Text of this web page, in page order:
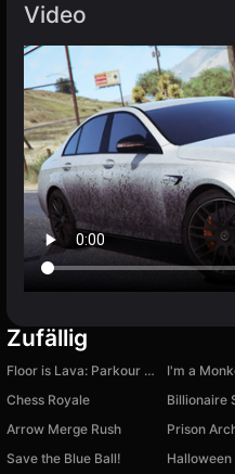
Video
Zufällig
Floor is Lava: Parkour Run I'm a
Chess Royale
Billionaire
Arrow Merge Rush
Save the Blue Ball!